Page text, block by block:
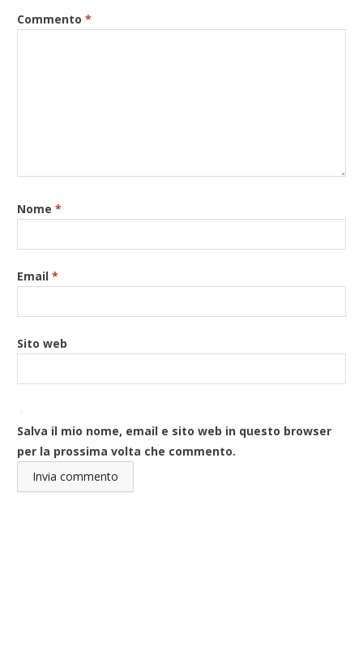
Commento*
Nome*
Email*
Sito web
Salva il mio nome, email e sito web in questo browser
per la prossima volta che commento.